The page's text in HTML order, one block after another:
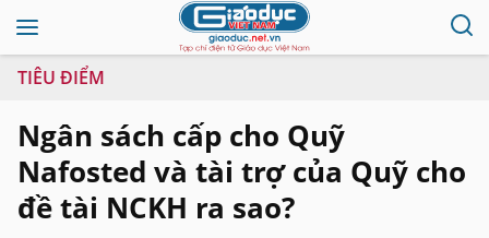
TIÊU ĐIỂM
Ngân sách cấp cho Quỹ
Nafosted và tài trợ của Quỹ cho
đề tài NCKH ra sao?